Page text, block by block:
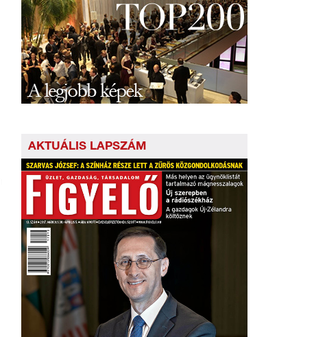
AKTUÁLIS LAPSZÁM